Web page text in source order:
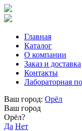
Главная
Каталог
О компании
Заказ и доставка
Контакты
Лабораторная
Ваш город: Орёл
Ваш город
Орёл?
Да Нет